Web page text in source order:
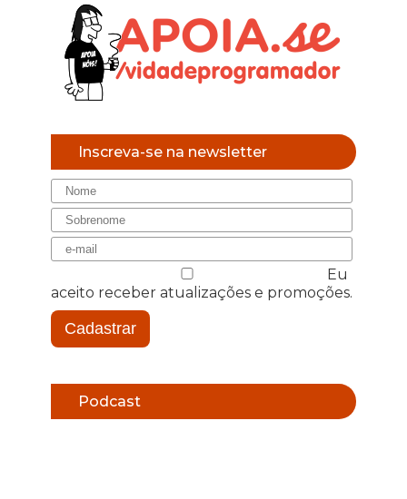
Inscreva-se na newsletter
Eu
aceito receber atualizações e promoções.
Cadastrar
Podcast